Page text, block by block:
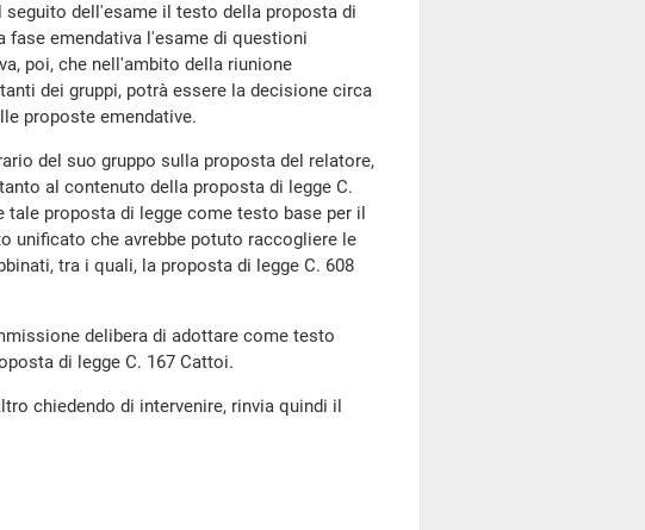
dell'esame il testo della proposta di
fase emendativa l'esame di questioni
poi, che nell'ambito della riunione
dei gruppi, potrà essere la decisione circa
proposte emendative.
del suo gruppo sulla proposta del relatore,
al contenuto della proposta di legge C.
proposta di legge come testo base per il
unificato che avrebbe potuto raccogliere le
tra i quali, la proposta di legge C. 608
delibera di adottare come testo
di legge C. 167 Cattoi.
chiedendo di intervenire, rinvia quindi il